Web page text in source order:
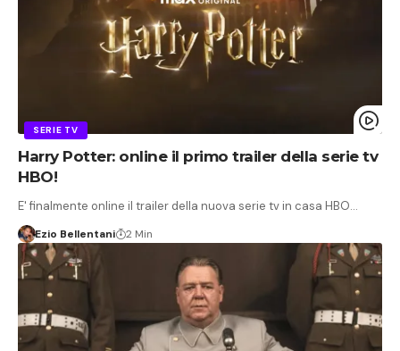
SERIE TV
Harry Potter: online il primo trailer della serie tv
HBO!
E' finalmente online il trailer della nuova serie tv in casa HBO…
Ezio Bellentani 2 Min